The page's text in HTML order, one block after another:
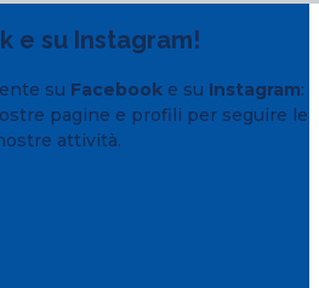
e su Instagram!
su Facebook e su Instagram:
pagine e profili per seguire le
attività.